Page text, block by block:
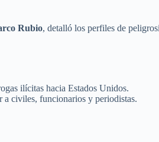
Rubio, detalló los perfiles de
ilícitas hacia Estados Unidos.
a civiles, funcionarios y periodistas.